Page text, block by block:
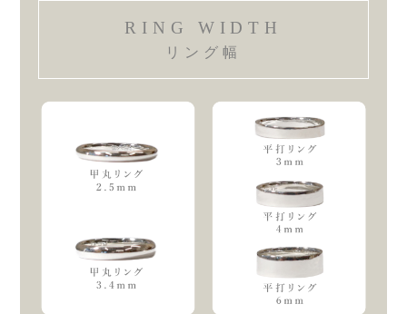
RING WIDTH
リング幅